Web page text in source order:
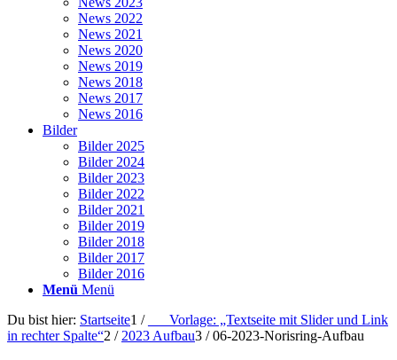
News 2022
News 2021
News 2020
News 2019
News 2018
News 2017
News 2016
Bilder
Bilder 2025
Bilder 2024
Bilder 2023
Bilder 2022
Bilder 2021
Bilder 2019
Bilder 2018
Bilder 2017
Bilder 2016
Menü Menü
Du bist hier: Startseite1 /
___Vorlage: „Textseite mit Slider und Link
in rechter Spalte“2 / 2023 Aufbau3 / 06-2023-Norisring-Aufbau